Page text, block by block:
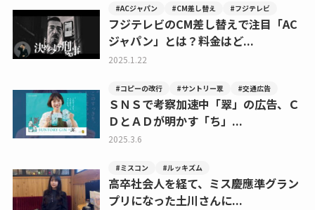
#ACジャパン #CM差し替え #フジテレビ
フジテレビのCM差し替えで注目「AC
ジャパン」とは？料金はど...
2025.1.22
#コピーの改行 #サントリー翠 #交通広告
ＳＮＳで考察加速中「翠」の広告、Ｃ
ＤとＡＤが明かす「ち」...
2025.3.6
#ミスコン #ルッキズム
高卒社会人を経て、ミス慶應準グラン
プリになった土川さんに...